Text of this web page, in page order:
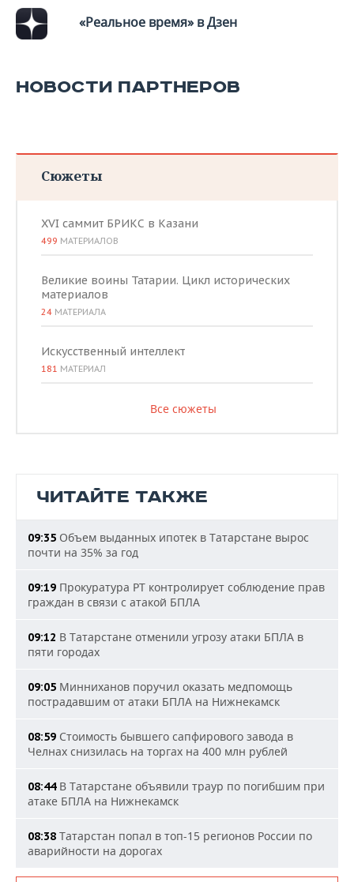
КИБЕРСПОРТ
ФИГУРНОЕ КАТАНИЕ
ВОДНЫЕ ВИДЫ СПОРТА
КУЛЬТУРА
МЕДИЦИНА
ОБРАЗОВАНИЕ
СПИСОК КОМПАНИЙ
«Реальное время» в Дзен
НОВОСТИ ПАРТНЕРОВ
Сюжеты
XVI саммит БРИКС в Казани
499 МАТЕРИАЛОВ
Великие воины Татарии. Цикл исторических
материалов
24 МАТЕРИАЛА
Искусственный интеллект
181 МАТЕРИАЛ
Все сюжеты
ЧИТАЙТЕ ТАКЖЕ
09:35 Объем выданных ипотек в Татарстане вырос
почти на 35% за год
09:19 Прокуратура РТ контролирует соблюдение прав
граждан в связи с атакой БПЛА
09:12 В Татарстане отменили угрозу атаки БПЛА в
пяти городах
09:05 Минниханов поручил оказать медпомощь
пострадавшим от атаки БПЛА на Нижнекамск
08:59 Стоимость бывшего сапфирового завода в
Челнах снизилась на торгах на 400 млн рублей
08:44В Татарстане объявили траур по погибшим при
атаке БПЛА на Нижнекамск
08:38 Татарстан попал в топ-15 регионов России по
аварийности на дорогах